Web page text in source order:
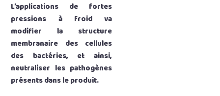
L’applications de fortes
pressions à froid va
modifier la structure
membranaire des cellules
des bactéries, et ainsi,
neutraliser les pathogènes
présents dans le produit.